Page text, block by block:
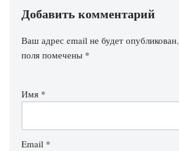
Добавить комментарий
Ваш адрес email не будет опубликован.
поля помечены *
Имя *
Email *